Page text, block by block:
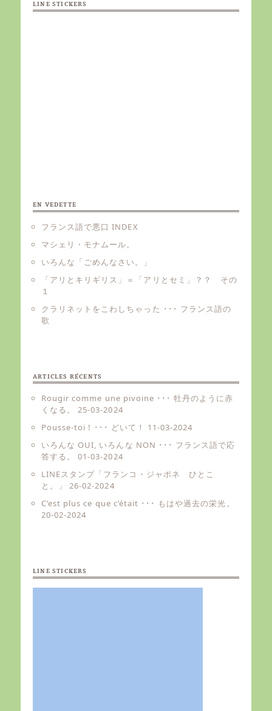
LINE STICKERS
EN VEDETTE
フランス語で悪口 INDEX
マシェリ・モナムール。
いろんな「ごめんなさい。」
「アリとキリギリス」＝「アリとセミ」？？ その
１
クラリネットをこわしちゃった ･･･ フランス語の
歌
ARTICLES RÉCENTS
Rougir comme une pivoine ･･･ 牡丹のように赤
くなる。
25-03-2024
Pousse-toi ! ･･･ どいて！
11-03-2024
いろんな OUI, いろんな NON ･･･ フランス語で応
答する。
01-03-2024
LINEスタンプ「フランコ・ジャポネ ひとこ
と。」
26-02-2024
C’est plus ce que c’était ･･･ もはや過去の栄光。
20-02-2024
LINE STICKERS